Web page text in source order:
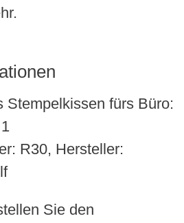
Stempelkissen fürs Büro:
R30, Hersteller:
Sie den